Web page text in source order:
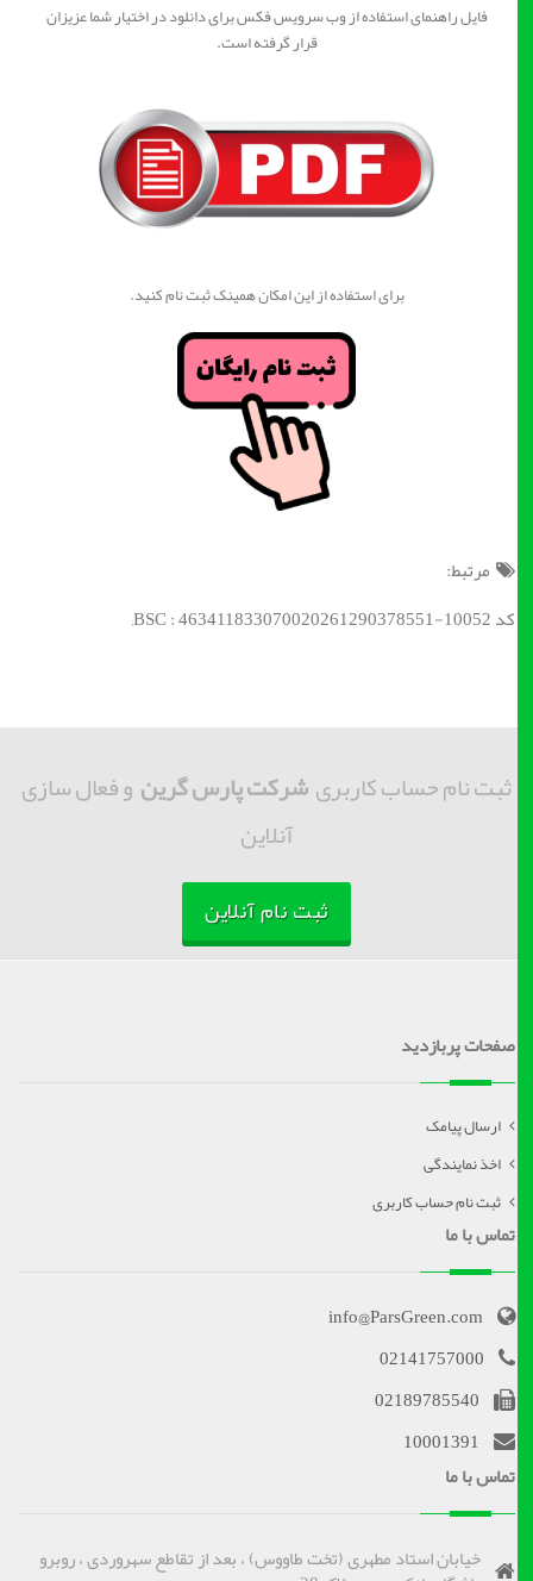
فایل راهنمای استفاده از وب سرویس فکس برای دانلود در اختیار شما عزیزان
قرار گرفته است.
برای استفاده از این امکان همینک ثبت نام کنید.
مرتبط:
کد BSC : 463411833070020261290378551-10052;
ثبت نام حساب کاربریشرکت پارس گرینو فعال سازی
آنلاین
ثبت نام آنلاین
صفحات پربازدید
ارسال پیامک
اخذ نمایندگی
ثبت نام حساب کاربری
تماس با ما
info@ParsGreen.com
02141757000
02189785540
10001391
تماس با ما
خیابان استاد مطهری (تخت طاووس) ، بعد از تقاطع سهروردی ، روبرو